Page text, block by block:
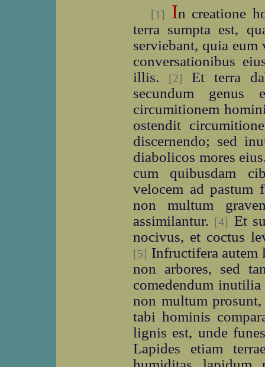
[1] In creatione
terra sumpta est,
serviebant, quia
conversationibus
illis.
[2]
Et terra
secundum
circumitionem
ostendit
discernendo; sed
diabolicos mores
cum quibusdam
velocem ad pastum
non multum
assimilantur. [4] Et
nocivus, et coctus
[5] Infructifera autem
non arbores, sed
comedendum
non multum
tabi hominis
lignis est, unde
Lapides etiam